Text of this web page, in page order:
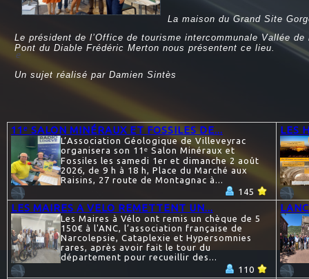
La maison du Grand Site
Le président de l’Office de tourisme intercommunale Vallée
Pont du Diable Frédéric Merton nous présentent ce lieu.
e
Un sujet réalisé par Damien Sintès
11ᵉ SALON MINÉRAUX ET FOSSILES DE...
L’Association Géologique de Villeveyrac
organisera son 11ᵉ Salon Minéraux et
Fossiles les samedi 1er et dimanche 2 août
2026, de 9 h à 18 h, Place du Marché aux
Raisins, 27 route de Montagnac à...
145
LES
LES MAIRES A VELO REMETTENT UN...
Les Maires à Vélo ont remis un chèque de 5
150€ à l'ANC, l’association française de
Narcolepsie, Cataplexie et Hypersomnies
rares, après avoir fait le tour du
département pour recueillir des...
110